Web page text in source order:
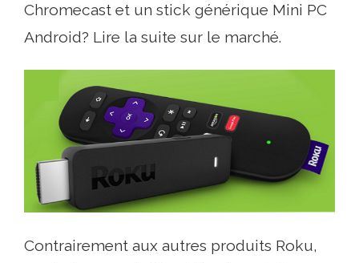
Chromecast et un stick générique Mini PC
Android? Lire la suite sur le marché.
Contrairement aux autres produits Roku,